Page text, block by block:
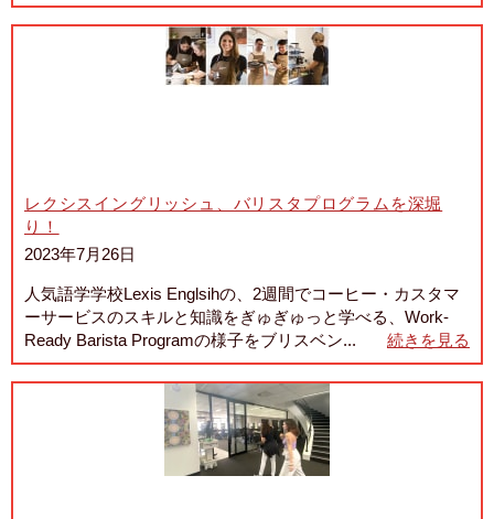
レクシスイングリッシュ、バリスタプログラムを深堀
り！
2023年7月26日
人気語学学校Lexis Englsihの、2週間でコーヒー・カスタマ
ーサービスのスキルと知識をぎゅぎゅっと学べる、Work-
Ready Barista Programの様子をブリスベン...
続きを見る